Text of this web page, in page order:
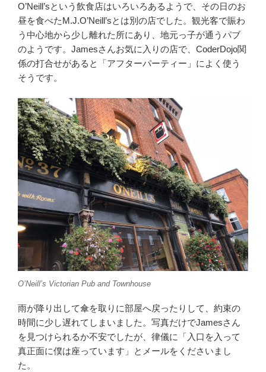
O’Neill’sという飲食店はいろいろあるようで、その日のお
昼を食べたM.J.O’Neill’sとは別の店でした。観光客で賑わ
う中心地から少し離れた所にあり、地元っ子が通うパブ
のようです。Jamesさんお気に入りの店で、CoderDojo関
係の打合せがあると「アフターパーティー」によく使う
そうです。
O’Neill’s Victorian Pub and Townhouse
雨が降り出して傘を取りに部屋へ戻ったりして、約束の
時間に少し遅れてしまいました。写真だけでJamesさん
を見つけられるか不安でしたが、律儀に「入口を入って
真正面に僕は座っています」とメールをくださいまし
た。